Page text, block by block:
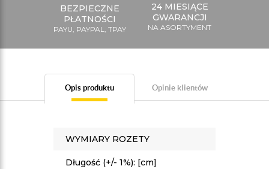
BEZPIECZNE
PŁATNOŚCI
PAYU, PAYPAL, TPAY
24 MIESIĄCE
GWARANCJI
NA ASORTYMENT
Opis produktu Opinie klientów
WYMIARY ROZETY
Długość (+/- 1%): [cm]